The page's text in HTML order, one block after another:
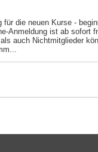
für die neuen Kurse -
Anmeldung ist ab sofort
auch Nichtmitglieder